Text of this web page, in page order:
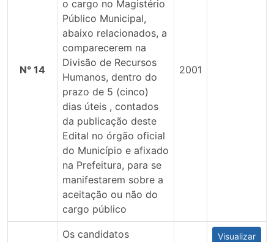
N° 14
o cargo no Magistério
Público Municipal,
abaixo relacionados, a
comparecerem na
Divisão de Recursos
Humanos, dentro do
prazo de 5 (cinco)
dias úteis , contados
da publicação deste
Edital no órgão oficial
do Município e afixado
na Prefeitura, para se
manifestarem sobre a
aceitação ou não do
cargo público
2001
Os candidatos
Visualizar